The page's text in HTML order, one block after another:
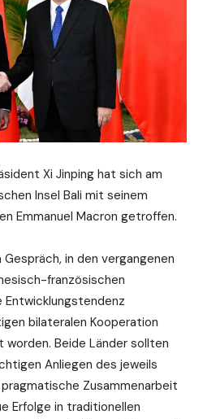
Xi Jinping hat sich am
Insel Bali mit seinem
Emmanuel Macron getroffen.
in den vergangenen
französischen
Entwicklungstendenz
bilateralen Kooperation
Beide Länder sollten
Anliegen des jeweils
Zusammenarbeit
Erfolge in traditionellen